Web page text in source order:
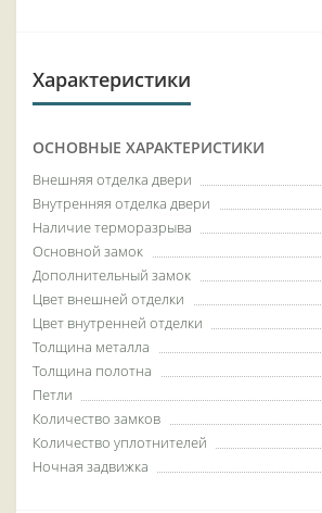
Характеристики
ОСНОВНЫЕ ХАРАКТЕРИСТИКИ
Внешняя отделка двери
Внутренняя отделка двери
Наличие терморазрыва
Основной замок
Дополнительный замок
Цвет внешней отделки
Цвет внутренней отделки
Толщина металла
Толщина полотна
Петли
Количество замков
Количество уплотнителей
Ночная задвижка